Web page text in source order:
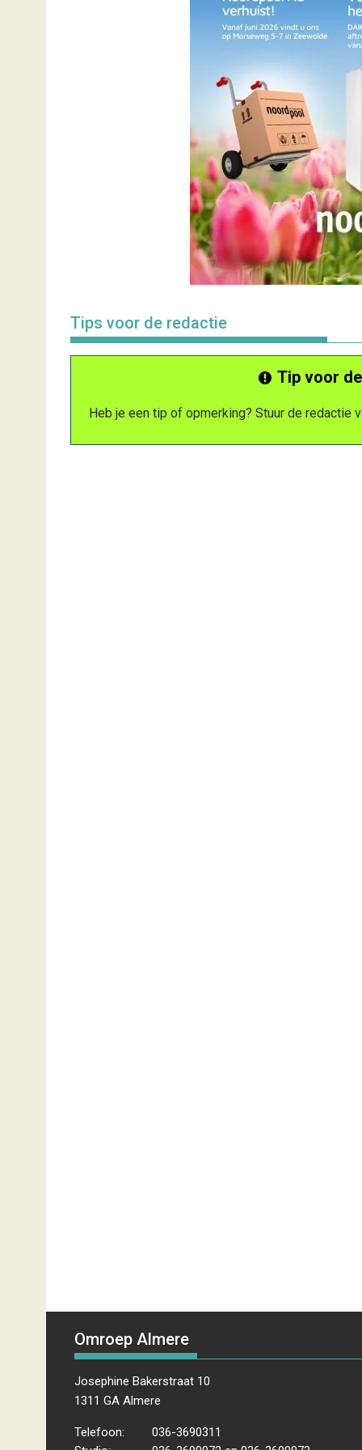
Tips voor de redactie
Tip voor
Heb je een tip of opmerking? Stuur de redactie
Omroep Almere
Josephine Bakerstraat 10
1311 GA Almere
Telefoon:
036-3690311